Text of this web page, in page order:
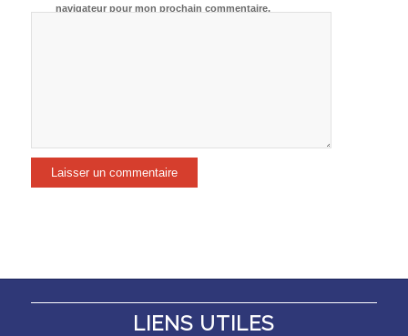
navigateur pour mon prochain commentaire.
LIENS UTILES